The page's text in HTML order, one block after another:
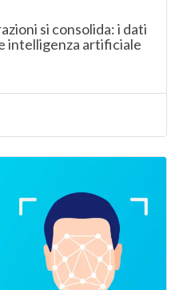
si consolida: i dati
intelligenza artificiale